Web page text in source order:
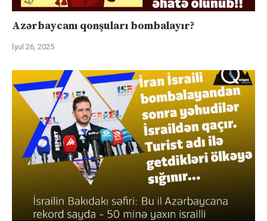
Azərbaycanı qonşuları bombalayır?
İyul 26, 2025